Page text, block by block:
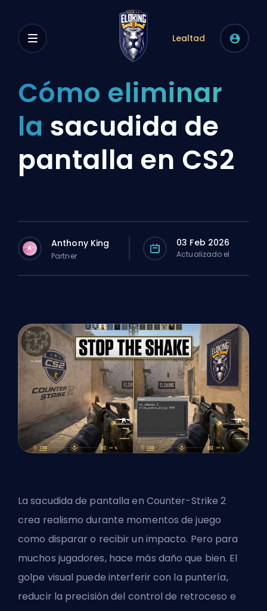
Lealtad
Cómo eliminar
la sacudida de
pantalla en CS2
A Anthony King
Partner
03 Feb 2026
Actualizado el
La sacudida de pantalla en Counter-Strike 2
crea realismo durante momentos de juego
como disparar o recibir un impacto. Pero para
muchos jugadores, hace más daño que bien. El
golpe visual puede interferir con la puntería,
reducir la precisión del control de retroceso e